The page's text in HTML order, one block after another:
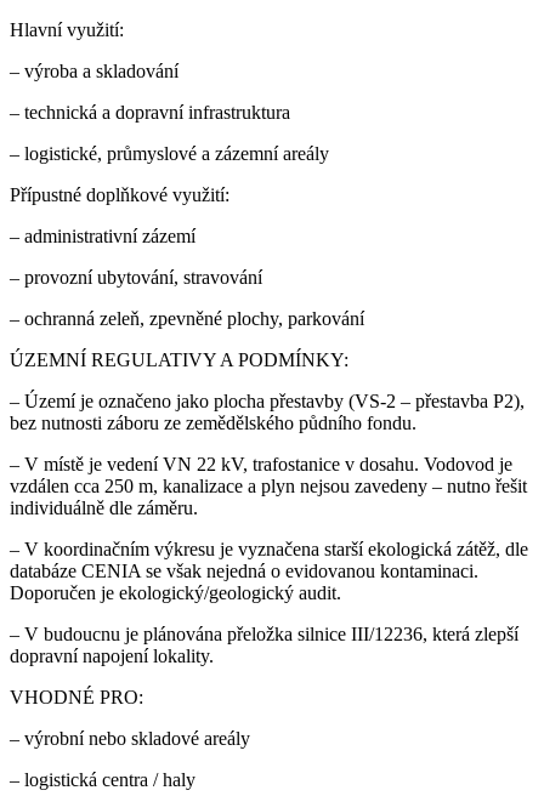
Hlavní využití:
– výroba a skladování
– technická a dopravní infrastruktura
– logistické, průmyslové a zázemní areály
Přípustné doplňkové využití:
– administrativní zázemí
– provozní ubytování, stravování
– ochranná zeleň, zpevněné plochy, parkování
ÚZEMNÍ REGULATIVY A PODMÍNKY:
– Území je označeno jako plocha přestavby (VS-2 – přestavba P2),
bez nutnosti záboru ze zemědělského půdního fondu.
– V místě je vedení VN 22 kV, trafostanice v dosahu. Vodovod je
vzdálen cca 250 m, kanalizace a plyn nejsou zavedeny – nutno řešit
individuálně dle záměru.
– V koordinačním výkresu je vyznačena starší ekologická zátěž, dle
databáze CENIA se však nejedná o evidovanou kontaminaci.
Doporučen je ekologický/geologický audit.
– V budoucnu je plánována přeložka silnice III/12236, která zlepší
dopravní napojení lokality.
VHODNÉ PRO:
– výrobní nebo skladové areály
– logistická centra / haly